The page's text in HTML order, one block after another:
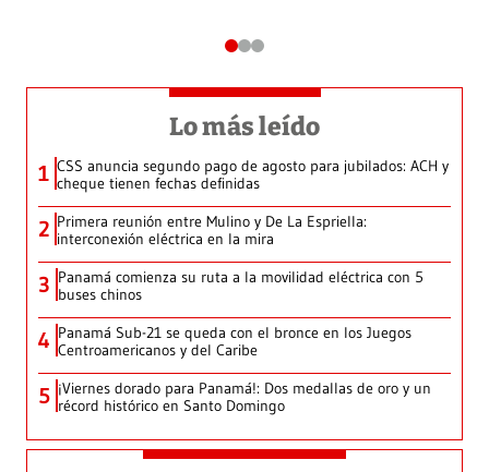
Lo más leído
1 CSS anuncia segundo pago de agosto para jubilados: ACH y
cheque tienen fechas definidas
2 Primera reunión entre Mulino y De La Espriella:
interconexión eléctrica en la mira
3 Panamá comienza su ruta a la movilidad eléctrica con 5
buses chinos
4 Panamá Sub-21 se queda con el bronce en los Juegos
Centroamericanos y del Caribe
5 ¡Viernes dorado para Panamá!: Dos medallas de oro y un
récord histórico en Santo Domingo